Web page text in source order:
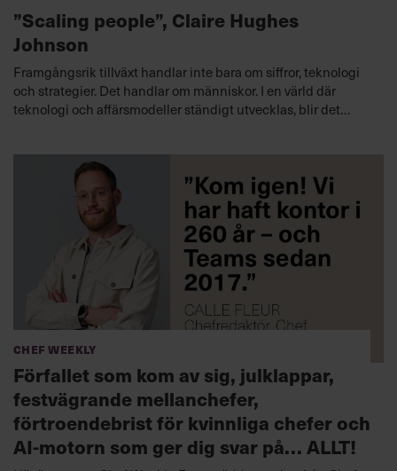
”Scaling people”, Claire Hughes
Johnson
Framgångsrik tillväxt handlar inte bara om siffror, teknologi
och strategier. Det handlar om människor. I en värld där
teknologi och affärsmodeller ständigt utvecklas, blir det
exempel från Silicon Valley, får du råd för att utveckla både
ditt ledarskap, dina medarbetare och din verksamhet.
Chef Weekly
Förfallet som kom av sig, julklappar,
festvägrande mellanchefer,
förtroendebrist för kvinnliga chefer och
AI-motorn som ger dig svar på… ALLT!